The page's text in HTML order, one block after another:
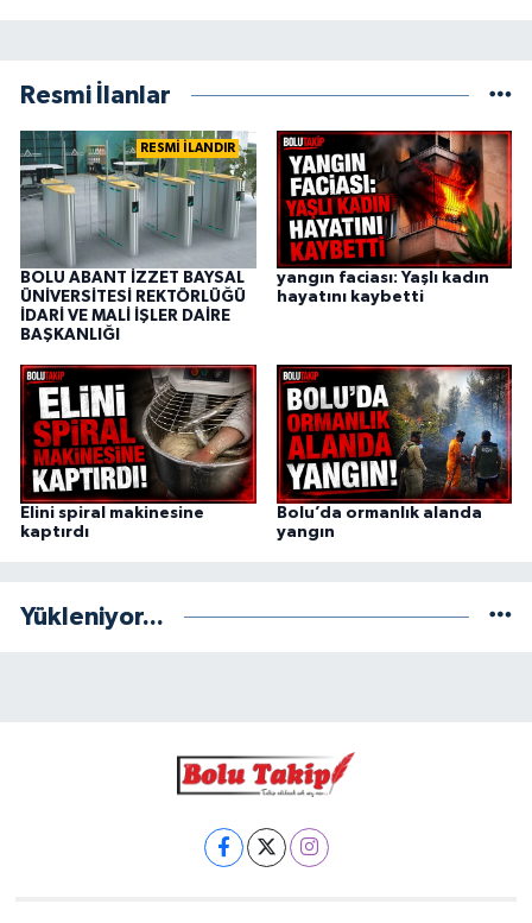
Resmi İlanlar
RESMİ İLANDIR
BOLU ABANT İZZET BAYSAL
ÜNİVERSİTESİ REKTÖRLÜĞÜ
İDARİ VE MALİ İŞLER DAİRE
BAŞKANLIĞI
yangın faciası: Yaşlı kadın
hayatını kaybetti
Elini spiral makinesine
kaptırdı
Bolu’da ormanlık alanda
yangın
Yükleniyor...